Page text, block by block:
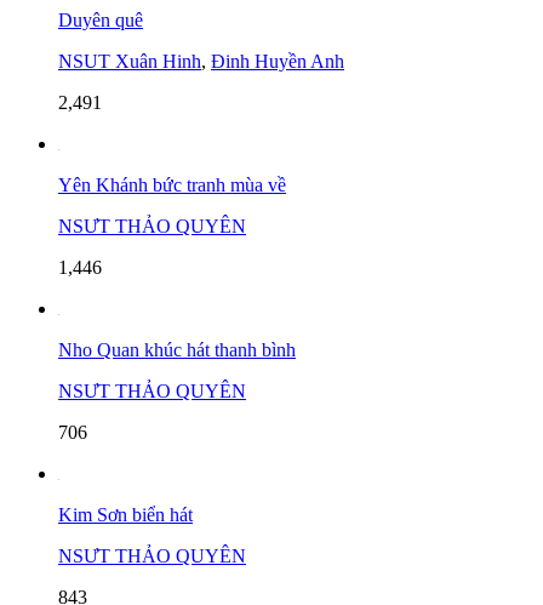
Duyên quê
NSUT Xuân Hinh, Đinh Huyền Anh
2,491
Yên Khánh bức tranh mùa về
NSƯT THẢO QUYÊN
1,446
Nho Quan khúc hát thanh bình
NSƯT THẢO QUYÊN
706
Kim Sơn biển hát
NSƯT THẢO QUYÊN
843